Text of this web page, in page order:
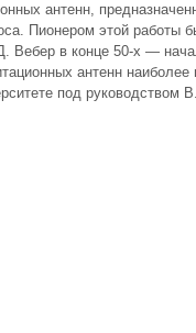
антенн,
Пионером этой работы
Вебер в конце 50-х —
антенн наиболее
под руководством